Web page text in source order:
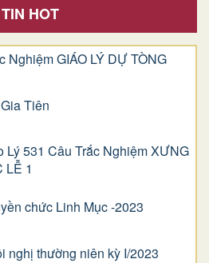
TIN HOT
Nghiệm GIÁO LÝ DỰ TÒNG
Tiên
Lý 531 Câu Trắc Nghiệm XƯNG
LỄ 1
chức Linh Mục -2023
nghị thường niên kỳ I/2023